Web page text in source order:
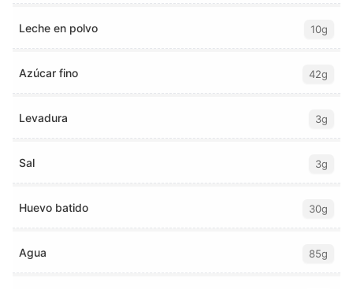
Leche en polvo 10g
Azúcar fino 42g
Levadura 3g
Sal 3g
Huevo batido 30g
Agua 85g